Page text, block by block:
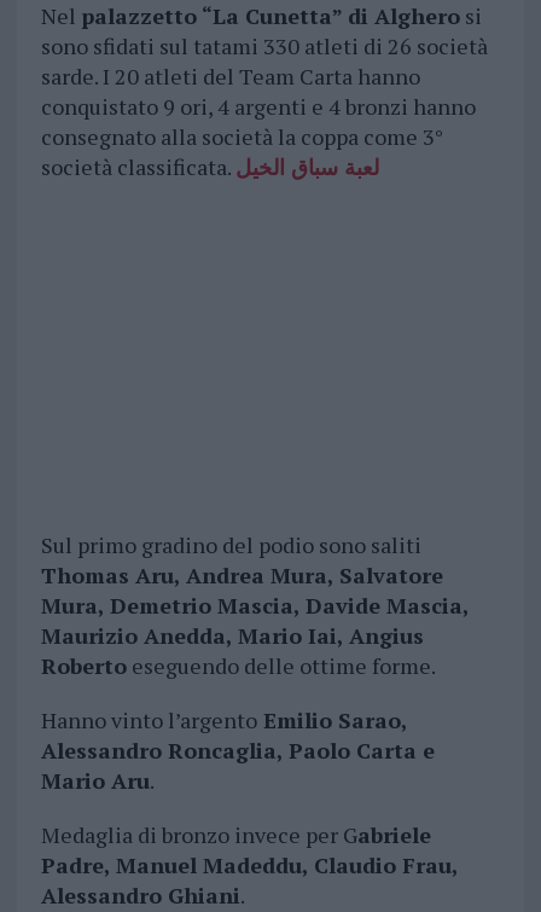
Nel palazzetto “La Cunetta” di Algherosi
sono sfidati sul tatami 330 atleti di 26 società
sarde. I 20 atleti del Team Carta hanno
conquistato 9 ori, 4 argenti e 4 bronzi hanno
consegnato alla società la coppa come 3°
società classificata. لعبة سباق الخيل
Sul primo gradino del podio sono saliti
Thomas Aru, Andrea Mura, Salvatore
Mura, Demetrio Mascia, Davide Mascia,
Maurizio Anedda, Mario Iai, Angius
Robertoeseguendo delle ottime forme.
Hanno vinto l’argentoEmilio Sarao,
Alessandro Roncaglia, Paolo Carta e
Mario Aru.
Medaglia di bronzo invece per Gabriele
Padre, Manuel Madeddu, Claudio Frau,
Alessandro Ghiani.